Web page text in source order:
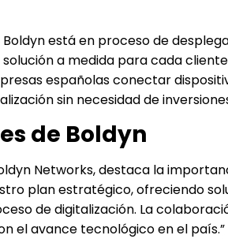
Boldyn está en proceso de
a medida para cada
españolas conectar
sin necesidad de
de Boldyn
Networks, destaca la
plan estratégico, ofreciendo
de digitalización. La
el avance tecnológico en el país.”